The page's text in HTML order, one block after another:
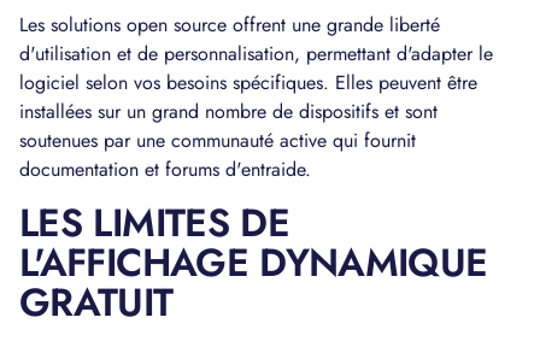
Les solutions open source offrent une grande liberté
d'utilisation et de personnalisation, permettant d'adapter le
logiciel selon vos besoins spécifiques. Elles peuvent être
installées sur un grand nombre de dispositifs et sont
soutenues par une communauté active qui fournit
documentation et forums d'entraide.
LES LIMITES DE
L'AFFICHAGE DYNAMIQUE
GRATUIT